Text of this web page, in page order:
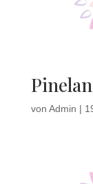
von Admin |